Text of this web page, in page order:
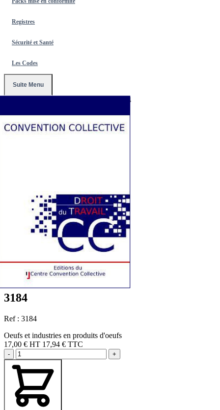
Registres
Sécurité et Santé
Les Codes
Suite Menu
3184
3184
Ref : 3184
Oeufs et industries en produits d'oeufs
17,00 € HT 17,94 € TTC
- +